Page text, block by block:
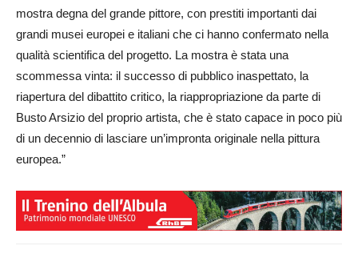
mostra degna del grande pittore, con prestiti importanti dai
grandi musei europei e italiani che ci hanno confermato nella
qualità scientifica del progetto. La mostra è stata una
scommessa vinta: il successo di pubblico inaspettato, la
riapertura del dibattito critico, la riappropriazione da parte di
Busto Arsizio del proprio artista, che è stato capace in poco più
di un decennio di lasciare un’impronta originale nella pittura
europea.”